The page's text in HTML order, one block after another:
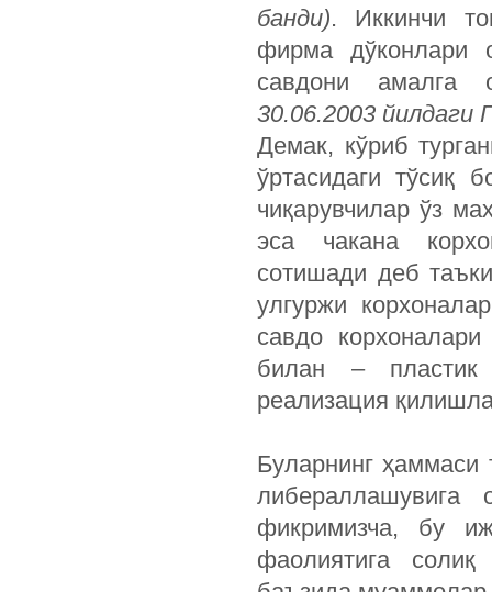
банди). Иккинчи
фирма дўконлари
савдони амалга
30.06.2003 йилдаги
Демак, кўриб
ўртасидаги тўсиқ
чиқарувчилар ўз
эса чакана
сотишади деб
улгуржи
савдо
билан – пластик
реализация
Буларнинг
либераллашувига
фикримизча, бу
фаолиятига